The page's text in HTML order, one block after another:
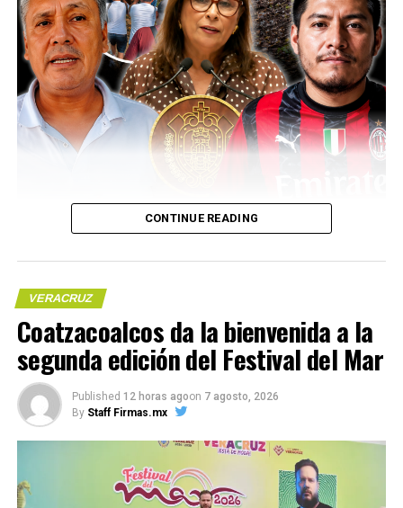
(más…)
Compártelo:
CONTINUE READING
VERACRUZ
Coatzacoalcos da la bienvenida a la
segunda edición del Festival del Mar
Published 12 horas agoon 7 agosto, 2026
By Staff Firmas.mx